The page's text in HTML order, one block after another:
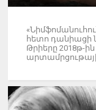
հետո դանիացի
Թրիերը 2018թ-